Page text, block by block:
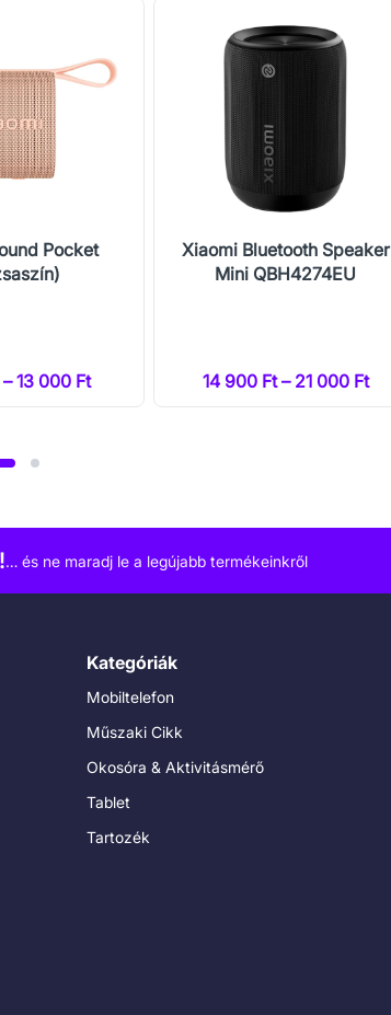
Pocket
13 000 Ft
Xiaomi Bluetooth Speaker
Mini QBH4274EU
14 900 Ft – 21 000 Ft
… és ne maradj le a legújabb termékeinkről
Kategóriák
Mobiltelefon
Műszaki Cikk
Okosóra & Aktivitásmérő
Tablet
Tartozék